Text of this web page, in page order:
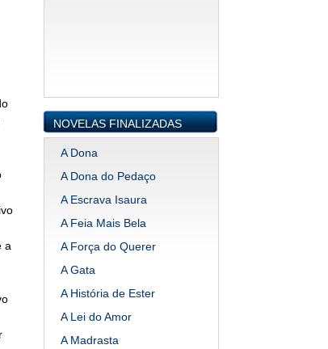
a
NOVELAS FINALIZADAS
A Dona
A Dona do Pedaço
A Escrava Isaura
A Feia Mais Bela
A Força do Querer
A Gata
A História de Ester
A Lei do Amor
A Madrasta